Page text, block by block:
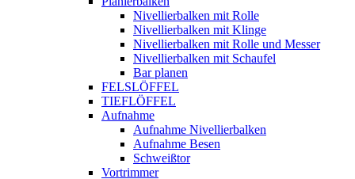
Nivellierbalken mit Rolle
Nivellierbalken mit Klinge
Nivellierbalken mit Rolle und Messer
Nivellierbalken mit Schaufel
Bar planen
FELSLÖFFEL
TIEFLÖFFEL
Aufnahme
Aufnahme Nivellierbalken
Aufnahme Besen
Schweißtor
Vortrimmer